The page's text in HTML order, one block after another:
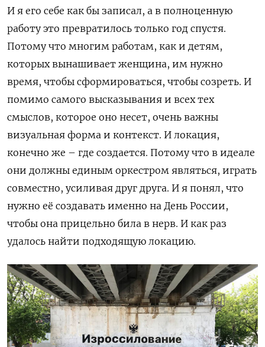
И я его себе как бы записал, а в полноценную
работу это превратилось только год спустя.
Потому что многим работам, как и детям,
которых вынашивает женщина, им нужно
время, чтобы сформироваться, чтобы созреть. И
помимо самого высказывания и всех тех
смыслов, которое оно несет, очень важны
визуальная форма и контекст. И локация,
конечно же – где создается. Потому что в идеале
они должны единым оркестром являться, играть
совместно, усиливая друг друга. И я понял, что
нужно её создавать именно на День России,
чтобы она прицельно била в нерв. И как раз
удалось найти подходящую локацию.